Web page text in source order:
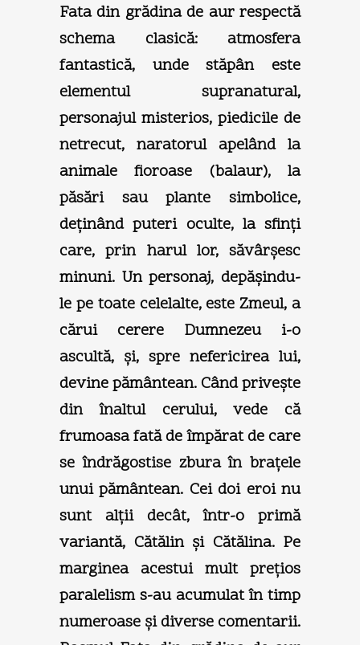
Fata din grădina de aur respectă
schema clasică: atmosfera
fantastică, unde stăpân este
elementul supranatural,
personajul misterios, piedicile de
netrecut, naratorul apelând la
animale fioroase (balaur), la
păsări sau plante simbolice,
deţinând puteri oculte, la sfinţi
care, prin harul lor, săvârşesc
minuni. Un personaj, depăşindu-
le pe toate celelalte, este Zmeul, a
cărui cerere Dumnezeu i-o
ascultă, şi, spre nefericirea lui,
devine pământean. Când priveşte
din înaltul cerului, vede că
frumoasa fată de împărat de care
se îndrăgostise zbura în braţele
unui pământean. Cei doi eroi nu
sunt alţii decât, într-o primă
variantă, Cătălin şi Cătălina. Pe
marginea acestui mult preţios
paralelism s-au acumulat în timp
numeroase şi diverse comentarii.